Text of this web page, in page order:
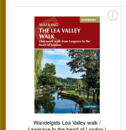
Wandelgids Lea Valley walk /